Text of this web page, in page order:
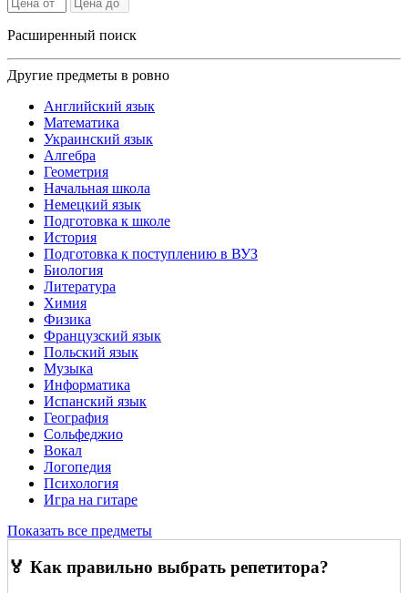
Расширенный поиск
Другие предметы в ровно
Английский язык
Математика
Украинский язык
Алгебра
Геометрия
Начальная школа
Немецкий язык
Подготовка к школе
История
Подготовка к поступлению в ВУЗ
Биология
Литература
Химия
Физика
Французский язык
Польский язык
Музыка
Информатика
Испанский язык
География
Сольфеджио
Вокал
Логопедия
Психология
Игра на гитаре
Показать все предметы
🏅 Как правильно выбрать репетитора?